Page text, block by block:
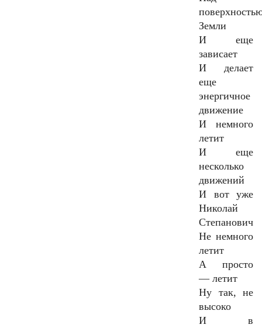
Земли
И еще
зависает
И делает
еще
энергичное
движение
И немного
летит
И еще
несколько
движений
И вот уже
Николай
Степанович
Не немного
летит
А просто
— летит
Ну так, не
высоко
И в